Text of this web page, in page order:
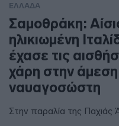
ΕΛΛΑΔΑ
Σαμοθράκη:
ηλικιωμένη
έχασε τις
χάρη στην
ναυαγοσώστη
Στην παραλία της Παχιάς